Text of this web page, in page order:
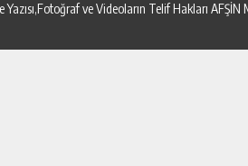
Yazısı,Fotoğraf ve Videoların Telif Hakları